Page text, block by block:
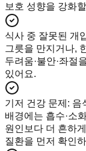
보호 성향을 강화
식사 중 잘못된 개
그릇을 만지거나,
두려움·불안·좌절
있어요.
기저 건강 문제 : 음
배경에는 흡수·소
원인보다 더 흔하
질환을 먼저 확인